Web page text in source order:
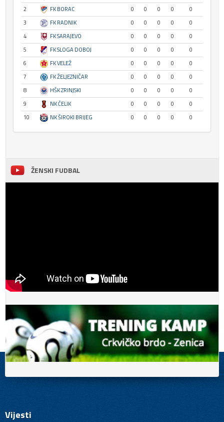
2
FK BORAC 0 0 0 0
0
3
FK RADNIK 0 0 0 0
0
4
FK SARAJEVO 0 0 0 0
0
5
FK SLOGA DOBOJ 0 0 0 0
0
6
FK VELEŽ 0 0 0 0
0
7
FK ŽELJEZNIČAR 0 0 0 0
0
8
HŠK ZRINJSKI 0 0 0 0
0
9
NK ČELIK 0 0 0 0
0
10
NK ŠIROKI BRIJEG 0 0 0 0 0
ŽENSKI FUDBAL
Vijesti